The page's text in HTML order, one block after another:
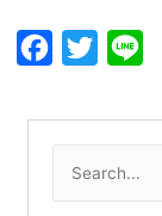
Facebook
Twitter
索